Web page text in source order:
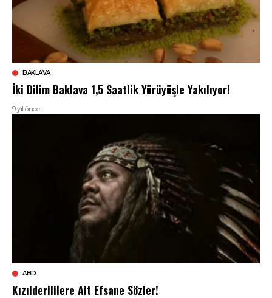
BAKLAVA
İki Dilim Baklava 1,5 Saatlik Yürüyüşle Yakılıyor!
9 yıl önce
ABD
Kızılderililere Ait Efsane Sözler!